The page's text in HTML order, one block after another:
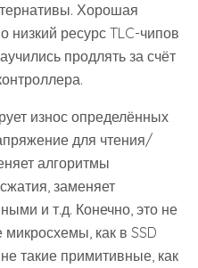
Хорошая
низкий ресурс TLC-чипов
продлять за счёт
износ определённых
для чтения/
алгоритмы
заменяет
и т.д. Конечно, это не
микросхемы, как в SSD
такие примитивные, как